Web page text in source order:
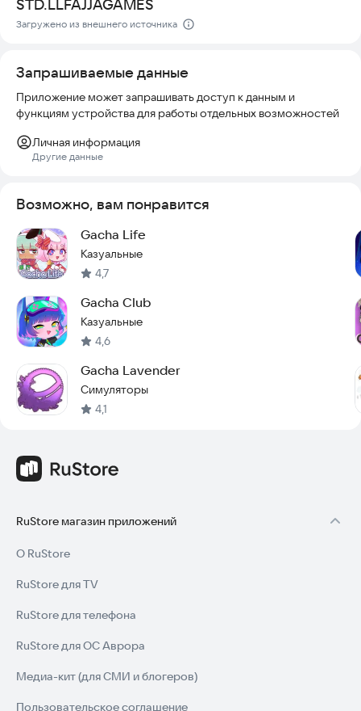
STD.LLFAJJAGAMES
Загружено из внешнего источника
Запрашиваемые данные
Приложение может запрашивать доступ к данным и
функциям устройства для работы отдельных возможностей
Личная информация
Другие данные
Возможно, вам понравится
Gacha Life
Казуальные
4,7
Gacha Club
Казуальные
4,6
Gacha Lavender
Симуляторы
4,1
RuStore магазин приложений
О RuStore
RuStore для TV
RuStore для телефона
RuStore для ОС Аврора
Медиа-кит (для СМИ и блогеров)
Пользовательское соглашение